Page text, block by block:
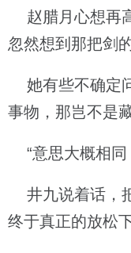
赵腊月心想再
忽然想到那把剑
她有些不确定
事物，那岂不是
“意思大概相同
井九说着话，
终于真正的放松下